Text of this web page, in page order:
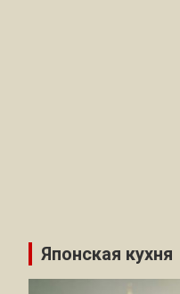
Японская кухня